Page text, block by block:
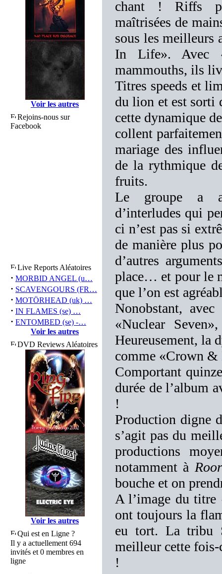
Voir les autres
Rejoins-nous sur
Facebook
Live Reports Aléatoires
· MORBID ANGEL (u…
· SCAVENGOURS (FR…
· MOTÖRHEAD (uk) …
· IN FLAMES (se) …
· ENTOMBED (se) -…
Voir les autres
DVD Reviews Aléatoires
Voir les autres
Qui est en Ligne ?
Il y a actuellement 694
invités et 0 membres en
ligne
chant ! Riffs
maîtrisées de
sous les meilleurs
In Life». Avec
mammouths, ils
Titres speeds et
du lion et est sorti
cette dynamique
collent
mariage des
de la rythmique
fruits.
Le groupe a
d’interludes qui
ci n’est pas si
de manière plus
d’autres
place… et pour le
que l’on est
Nonobstant,
«Nuclear
Heureusement, la
comme «Crown
Comportant
durée de l’album
!
Production digne
s’agit pas du
productions
notamment à
bouche et on
A l’image du
ont toujours la
eu tort. La tribu
meilleur cette fois-
!